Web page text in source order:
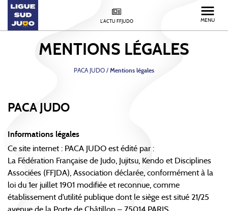
L'ACTU FFJUDO MENU
MENTIONS LÉGALES
PACA JUDO / Mentions légales
PACA JUDO
Informations légales
Ce site internet : PACA JUDO est édité par :
La Fédération Française de Judo, Jujitsu, Kendo et Disciplines
Associées (FFJDA), Association déclarée, conformément à la
loi du 1er juillet 1901 modifiée et reconnue, comme
établissement d’utilité publique dont le siège est situé 21/25